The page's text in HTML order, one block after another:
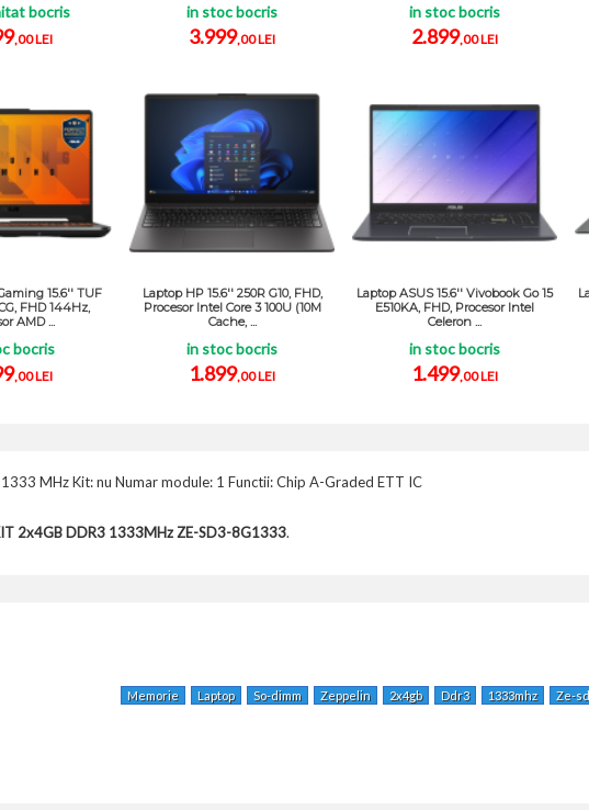
bocris
,00 LEI
in stoc bocris
3.999,00 LEI
in stoc bocris
2.899,00 LEI
15.6'' TUF
FHD 144Hz,
AMD ...
bocris
,00 LEI
Laptop HP 15.6'' 250R G10, FHD,
Procesor Intel Core 3 100U (10M
Cache, ...
in stoc bocris
1.899,00 LEI
Laptop ASUS 15.6'' Vivobook Go 15
E510KA, FHD, Procesor Intel
Celeron ...
in stoc bocris
1.499,00 LEI
MHz Kit: nu Numar module: 1 Functii: Chip A-Graded ETT IC
2x4GB DDR3 1333MHz ZE-SD3-8G1333.
Memorie Laptop So-dimm Zeppelin 2x4gb Ddr3 1333mhz Ze-